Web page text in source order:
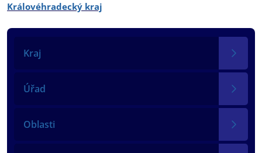
Kraj
Úřad
Oblasti
Královéhradecký kraj